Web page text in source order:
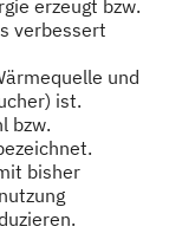
erzeugt bzw.
verbessert
und
ist.
bzw.
bisher